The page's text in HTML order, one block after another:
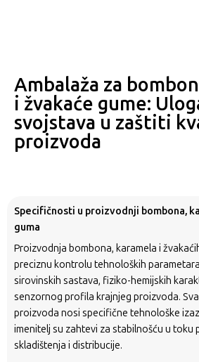
Ambalaža za
i žvakaće gume:
svojstava u zaštiti
proizvoda
Specifičnosti u proizvodnji bombona,
guma
Proizvodnja bombona, karamela i
preciznu kontrolu tehnoloških
sirovinskih sastava, fiziko-hemijskih
senzornog profila krajnjeg proizvoda.
proizvoda nosi specifične tehnološke
imenitelj su zahtevi za stabilnošću u toku
skladištenja i distribucije.